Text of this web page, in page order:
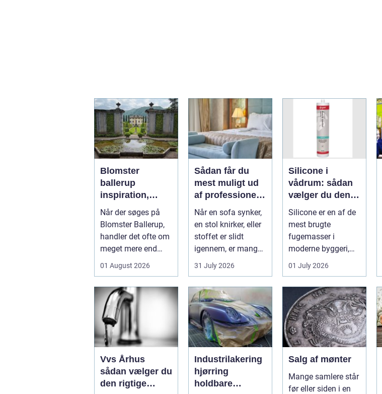
Blomster
ballerup
inspiration,
anledninger og
lokale
muligheder
Når der søges på
Blomster Ballerup,
handler det ofte om
meget mere end
bare en hurtig
buket. Blomste...
01 August 2026
Sådan får du
mest muligt ud
af professionel
møbelpolstring
Når en sofa synker,
en stol knirker, eller
stoffet er slidt
igennem, er mange
fristede til bar...
31 July 2026
Silicone i
vådrum: sådan
vælger du den
rigtige
fugemasse
Silicone er en af de
mest brugte
fugemasser i
moderne byggeri,
især i badeværelser,
køkkener og andr...
01 July 2026
Vvs Århus
sådan vælger du
den rigtige
Industrilakering
hjørring
holdbare
Salg af mønter
Mange samlere står
før eller siden i en